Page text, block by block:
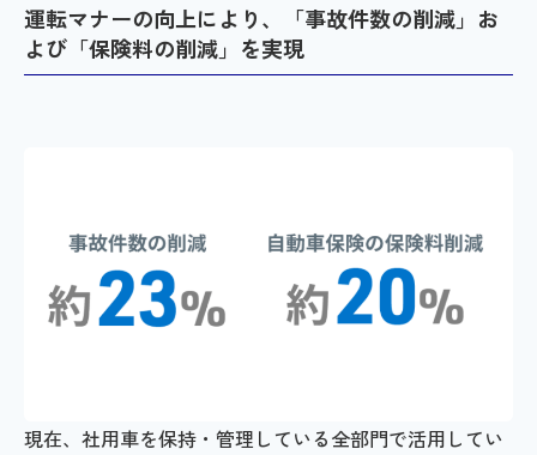
運転マナーの向上により、「事故件数の削減」お
よび「保険料の削減」を実現
現在、社用車を保持・管理している全部門で活用してい